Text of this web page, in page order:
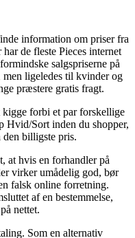
information om priser fra
de fleste Pieces internet
salgspriserne på
ligeledes til kvinder og
præstere gratis fragt.
forbi et par forskellige
Hvid/Sort inden du shopper,
den billigste pris.
at hvis en forhandler på
virker umådelig god, bør
falsk online forretning.
af en bestemmelse,
nettet.
Som en alternativ